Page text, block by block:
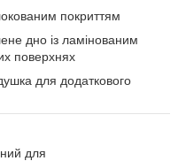
покриттям
дно із ламінованим
поверхнях
для додаткового
для